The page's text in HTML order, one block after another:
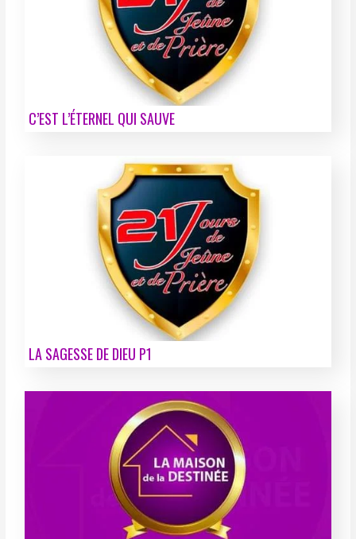
C’EST L’ÉTERNEL QUI SAUVE
LA SAGESSE DE DIEU P1